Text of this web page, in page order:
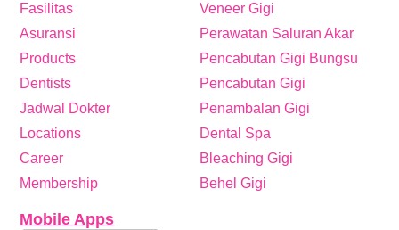
Veneer Gigi
Perawatan Saluran Akar
Pencabutan Gigi Bungsu
Pencabutan Gigi
Penambalan Gigi
Dental Spa
Bleaching Gigi
Behel Gigi
Fasilitas
Asuransi
Products
Dentists
Jadwal Dokter
Locations
Career
Membership
Mobile Apps